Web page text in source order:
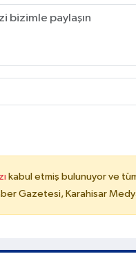
kabul etmiş bulunuyor ve
Gazetesi, Karahisar